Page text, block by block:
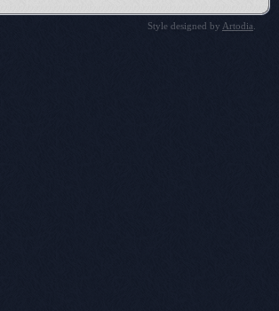
Style designed by Artodia